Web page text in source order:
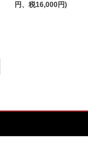
円、税16,000円)